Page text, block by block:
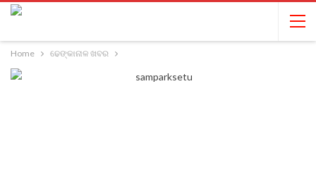
Home ଢେଙ୍କାନାଳ ଖବର